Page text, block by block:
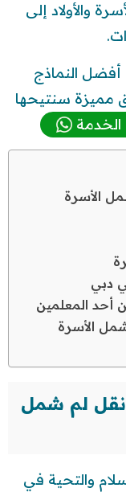
والأولاد إلى
النماذج
مميزة سنتيحها
الأسرة
دبي
المعلمين
الأسرة
لم شمل
والتحية في